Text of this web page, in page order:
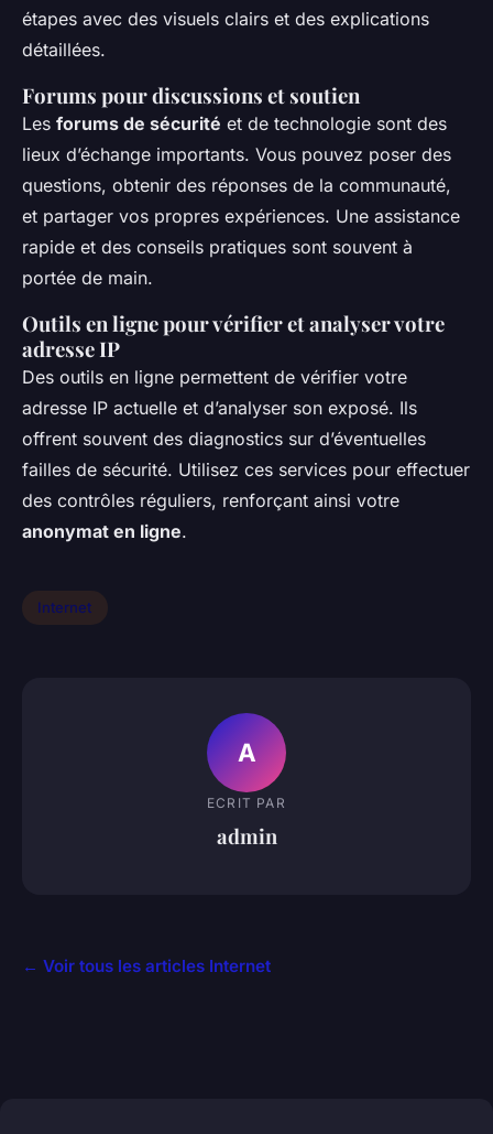
étapes avec des visuels clairs et des explications
détaillées.
Forums pour discussions et soutien
Les forums de sécurité et de technologie sont des
lieux d’échange importants. Vous pouvez poser des
questions, obtenir des réponses de la communauté,
et partager vos propres expériences. Une assistance
rapide et des conseils pratiques sont souvent à
portée de main.
Outils en ligne pour vérifier et analyser votre
adresse IP
Des outils en ligne permettent de vérifier votre
adresse IP actuelle et d’analyser son exposé. Ils
offrent souvent des diagnostics sur d’éventuelles
failles de sécurité. Utilisez ces services pour effectuer
des contrôles réguliers, renforçant ainsi votre
anonymat en ligne.
Internet
A
ECRIT PAR
admin
← Voir tous les articles Internet